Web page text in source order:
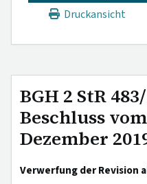
Druckansicht
BGH 2 StR
Beschluss
Dezember
Verwerfung der Revision